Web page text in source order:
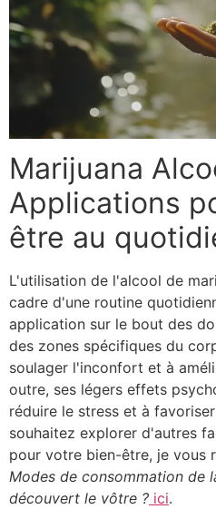
Marijuana
Applications
être au
L'utilisation de l'alcool de
cadre d'une routine
application sur le bout des
des zones spécifiques du
soulager l'inconfort et à
outre, ses légers effets
réduire le stress et à
souhaitez explorer d'autres
pour votre bien-être, je vous
Modes de consommation de
découvert le vôtre ? ici.